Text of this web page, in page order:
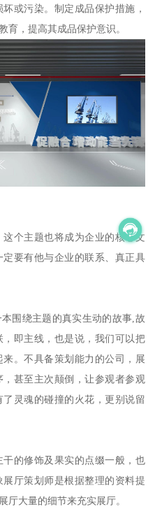
或污染。制定成品保护措施，
育，提高其成品保护意识。
个主题也将成为企业的核心文
要有他与企业的联系、真正具
围绕主题的真实生动的故事,故
即主线，也是说，我们可以把
。不具备策划能力的公司，展
甚至主次颠倒，让参观者参观
灵魂的碰撞的火花，更别说留
的修饰及果实的点缀一般，也
厅策划师是根据整理的资料提
厅大量的细节来充实展厅。